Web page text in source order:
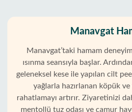
Manavgat
Manavgat’taki hamam
ısınma seansıyla başlar.
geleneksel kese ile yapılan cilt
yağlarla hazırlanan köpük ve
rahatlamayı artırır. Ziyaretinizi
mentollü tuz odası ve çamur